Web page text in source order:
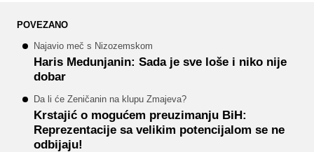
POVEZANO
Najavio meč s Nizozemskom
Haris Medunjanin: Sada je sve loše i niko nije
dobar
Da li će Zeničanin na klupu Zmajeva?
Krstajić o mogućem preuzimanju BiH:
Reprezentacije sa velikim potencijalom se ne
odbijaju!